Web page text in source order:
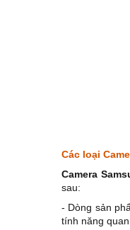
Các loại
Camera
sau:
- Dòng sản
tính năng